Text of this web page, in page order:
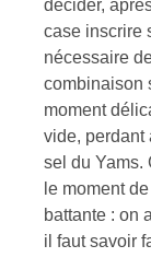
décider,
case inscrire
nécessaire
combinaison
moment
vide, perdant
sel du Yams.
le moment
battante : on
il faut savoir